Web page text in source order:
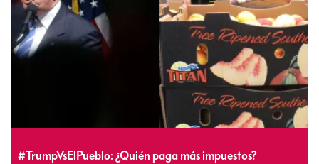
#TrumpVsElPueblo: ¿Quién paga más impuestos?